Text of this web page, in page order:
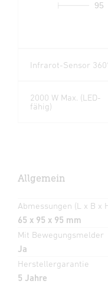
95
Infrarot-Sensor
2000 W Max. (LED-
fähig)
Allgemein
Abmessungen (L x B x
65 x 95 x 95 mm
Mit Bewegungsmelder
Ja
Herstellergarantie
5 Jahre